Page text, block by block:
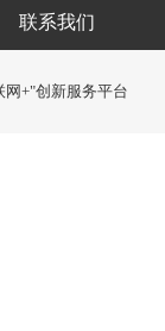
联系我们
+"创新服务平台